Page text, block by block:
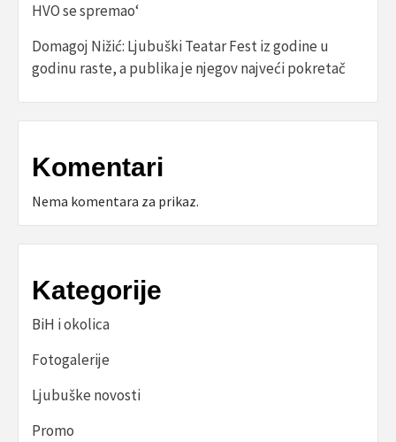
HVO se spremao‘
Domagoj Nižić: Ljubuški Teatar Fest iz godine u
godinu raste, a publika je njegov najveći pokretač
Komentari
Nema komentara za prikaz.
Kategorije
BiH i okolica
Fotogalerije
Ljubuške novosti
Promo